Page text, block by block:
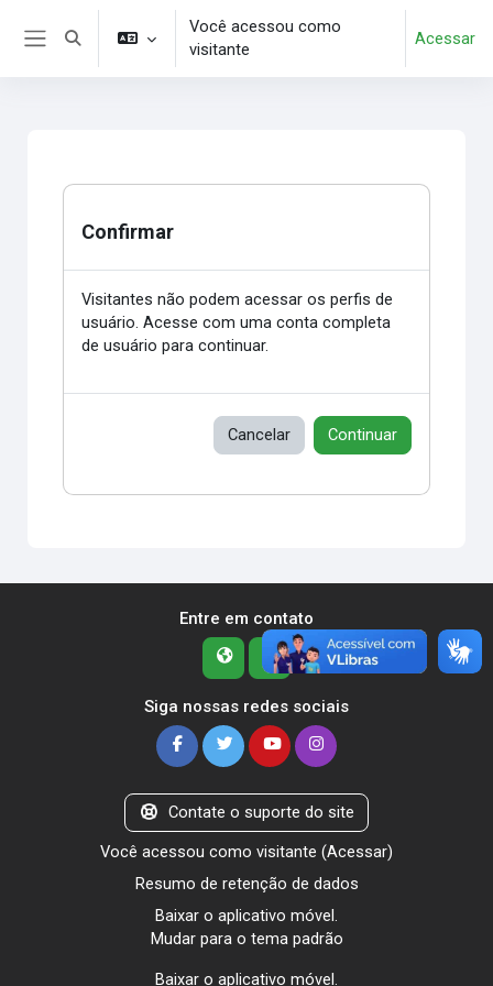
Ir para o conteúdo principal
Alternar entrada de pesquisa
Você acessou como
visitante
Acessar
Confirmar
Visitantes não podem acessar os perfis de
usuário. Acesse com uma conta completa
de usuário para continuar.
Cancelar Continuar
Entre em contato
Siga nossas redes sociais
Contate o suporte do site
Você acessou como visitante (Acessar)
Resumo de retenção de dados
Baixar o aplicativo móvel.
Mudar para o tema padrão
Baixar o aplicativo móvel.